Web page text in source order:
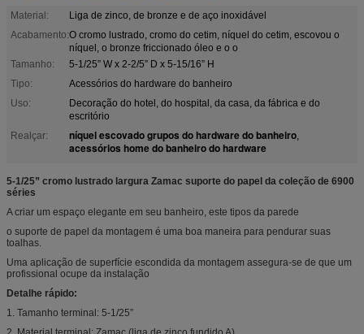
Material:
Liga de zinco, de bronze e de aço inoxidável
Acabamento:O cromo lustrado, cromo do cetim, níquel do cetim, escovou o
níquel, o bronze friccionado óleo e o o
Tamanho:
5-1/25” W x 2-2/5” D x 5-15/16” H
Tipo:
Acessórios do hardware do banheiro
Uso:
Decoração do hotel, do hospital, da casa, da fábrica e do
escritório
Realçar:
níquel escovado grupos do hardware do banheiro,
acessórios home do banheiro do hardware
5-1/25” cromo lustrado largura Zamac suporte do papel da coleção de 6900
séries
A criar um espaço elegante em seu banheiro, este tipos da parede
o suporte de papel da montagem é uma boa maneira para pendurar suas
toalhas.
Uma aplicação de superfície escondida da montagem assegura-se de que um
profissional ocupe da instalação
Detalhe rápido:
1. Tamanho terminal: 5-1/25”